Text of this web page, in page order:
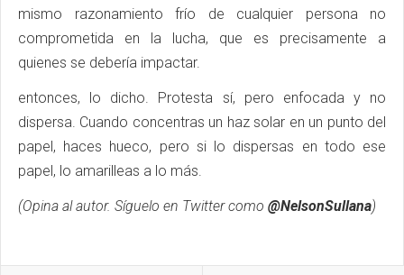
mismo razonamiento frío de cualquier persona no
comprometida en la lucha, que es precisamente a
quienes se debería impactar.
entonces, lo dicho. Protesta sí, pero enfocada y no
dispersa. Cuando concentras un haz solar en un punto del
papel, haces hueco, pero si lo dispersas en todo ese
papel, lo amarilleas a lo más.
(Opina al autor. Síguelo en Twitter como @NelsonSullana)